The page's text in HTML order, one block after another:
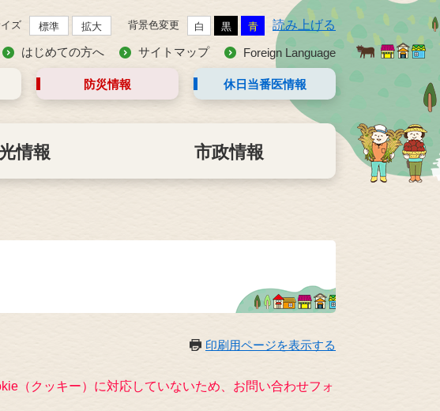
ズ 標準 拡大 背景色変更 白 黒 青 読み上げる
はじめての方へ サイトマップ Foreign Language
防災情報 休日当番医情報
情報 市政情報
印刷用ページを表示する
（クッキー）に対応していないため、お問い合わせフォ